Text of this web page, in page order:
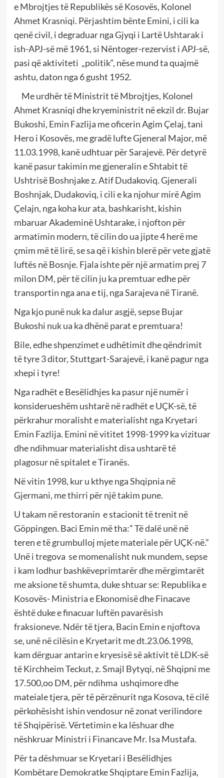
e Mbrojtjes të Republikës së Kosovës, Kolonel
Ahmet Krasniqi. Përjashtim bënte Emini, i cili ka
qenë civil, i degraduar nga Gjyqi i Lartë Ushtarak i
ish-APJ-së më 1961, si Nëntoger-rezervist i APJ-së,
pasi që aktiviteti „politik“, nëse mund ta quajmë
ashtu, daton nga 6 gusht 1952.
Me urdhër të Ministrit të Mbrojtjes, Kolonel
Ahmet Krasniqi dhe kryeministrit në ekzil dr. Bujar
Bukoshi, Emin Fazlija me oficerin Agim Çelaj, tani
Hero i Kosovës, me gradë lufte Gjeneral Major, më
11.03.1998, kanë udhtuar për Sarajevë. Për detyrë
kanë pasur takimin me gjeneralin e Shtabit të
Ushtrisë Boshnjake z. Atif Dudakoviq. Gjenerali
Boshnjak, Dudakoviq, i cili e ka njohur mirë Agim
Çelajn, nga koha kur ata, bashkarisht, kishin
mbaruar Akademinë Ushtarake, i njofton për
armatimin modern, të cilin do ua jipte 4 herë me
çmim më të lirë, se sa që i kishin blerë për vete gjatë
luftës në Bosnje. Fjala ishte për një armatim prej 7
milon DM, për të cilin ju ka premtuar edhe për
transportin nga ana e tij, nga Sarajeva në Tiranë.
Nga kjo punë nuk ka dalur asgjë, sepse Bujar
Bukoshi nuk ua ka dhënë parat e premtuara!
Bile, edhe shpenzimet e udhëtimit dhe qëndrimit
të tyre 3 ditor, Stuttgart-Sarajevë, i kanë pagur nga
xhepi i tyre!
Nga radhët e Besëlidhjes ka pasur një numër i
konsiderueshëm ushtarë në radhët e UÇK-së, të
përkrahur moralisht e materialisht nga Kryetari
Emin Fazlija. Emini në vititet 1998-1999 ka vizituar
dhe ndihmuar materialisht disa ushtarë të
plagosur në spitalet e Tiranës.
Në vitin 1998, kur u kthye nga Shqipnia në
Gjermani, me thirri për një takim pune.
U takam në restoranin e stacionit të trenit në
Göppingen. Baci Emin më tha:” Të dalë unë në
teren e të grumbulloj mjete materiale për UÇK-në.”
Unë i tregova se momenalisht nuk mundem, sepse
i kam lodhur bashkëveprimtarër dhe mërgimtarët
me aksione të shumta, duke shtuar se: Republika e
Kosovës- Ministria e Ekonomisë dhe Finacave
është duke e finacuar luftën pavarësish
fraksioneve. Ndër të tjera, Bacin Emin e njoftova
se, unë në cilësin e Kryetarit me dt.23.06.1998,
kam dërguar antarin e kryesisë së aktivit të LDK-së
të Kirchheim Teckut, z. Smajl Bytyqi, në Shqipni me
17.500,oo DM, për ndihma ushqimore dhe
mateiale tjera, për të përzënurit nga Kosova, të cilë
përkohësisht ishin vendosur në zonat verilindore
të Shqipërisë. Vërtetimin e ka lëshuar dhe
nëshkruar Ministri i Financave Mr. Isa Mustafa.
Për ta dëshmuar se Kryetari i Besëlidhjes
Kombëtare Demokratke Shqiptare Emin Fazlija,